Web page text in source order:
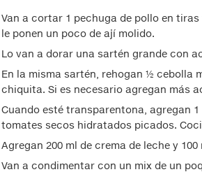
Van a cortar 1 pechuga de pollo en
le ponen un poco de ají molido.
Lo van a dorar una sartén grande con
En la misma sartén, rehogan ½ cebolla
chiquita. Si es necesario agregan más
Cuando esté transparentona, agregan
tomates secos hidratados picados.
Agregan 200 ml de crema de leche y
Van a condimentar con un mix de un